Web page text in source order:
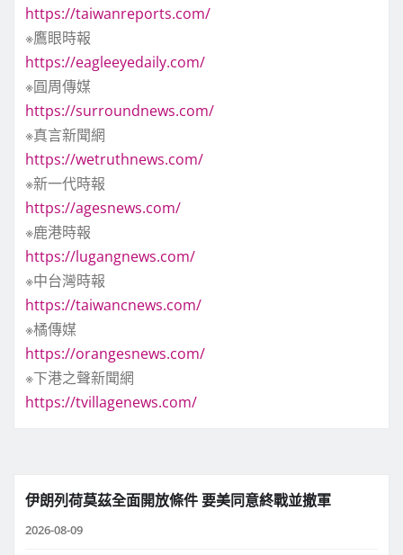
https://taiwanreports.com/
※鷹眼時報
https://eagleeyedaily.com/
※圓周傳媒
https://surroundnews.com/
※真言新聞網
https://wetruthnews.com/
※新一代時報
https://agesnews.com/
※鹿港時報
https://lugangnews.com/
※中台灣時報
https://taiwancnews.com/
※橘傳媒
https://orangesnews.com/
※下港之聲新聞網
https://tvillagenews.com/
伊朗列荷莫茲全面開放條件 要美同意終戰並撤軍
2026-08-09